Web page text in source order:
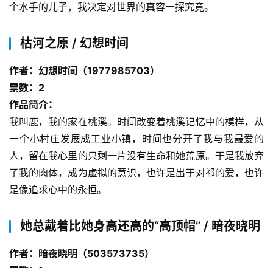
零
重
力
科
幻
征
文
文
个水手的儿子，我决定对世界的真容一探究竟。
枯河之原 / 幻想时间
作者：幻想时间（1977985703）
票数：2
作品简介：
我叫鹿，我的家在桃溪。时间改变着桃溪记忆中的模样，从
一个小村庄发展成工业小镇，时间也分开了我与我最爱的
人，留在我心里的只剩一片没有生命和她荒原。于是我放弃
了我的肉体，成为虚拟的意识，也许是出于对祁的爱，也许
是像追求心中的永恒。
她总戴着比她身高还高的“高顶帽” / 暗夜晓明
作者：暗夜晓明（503573735）